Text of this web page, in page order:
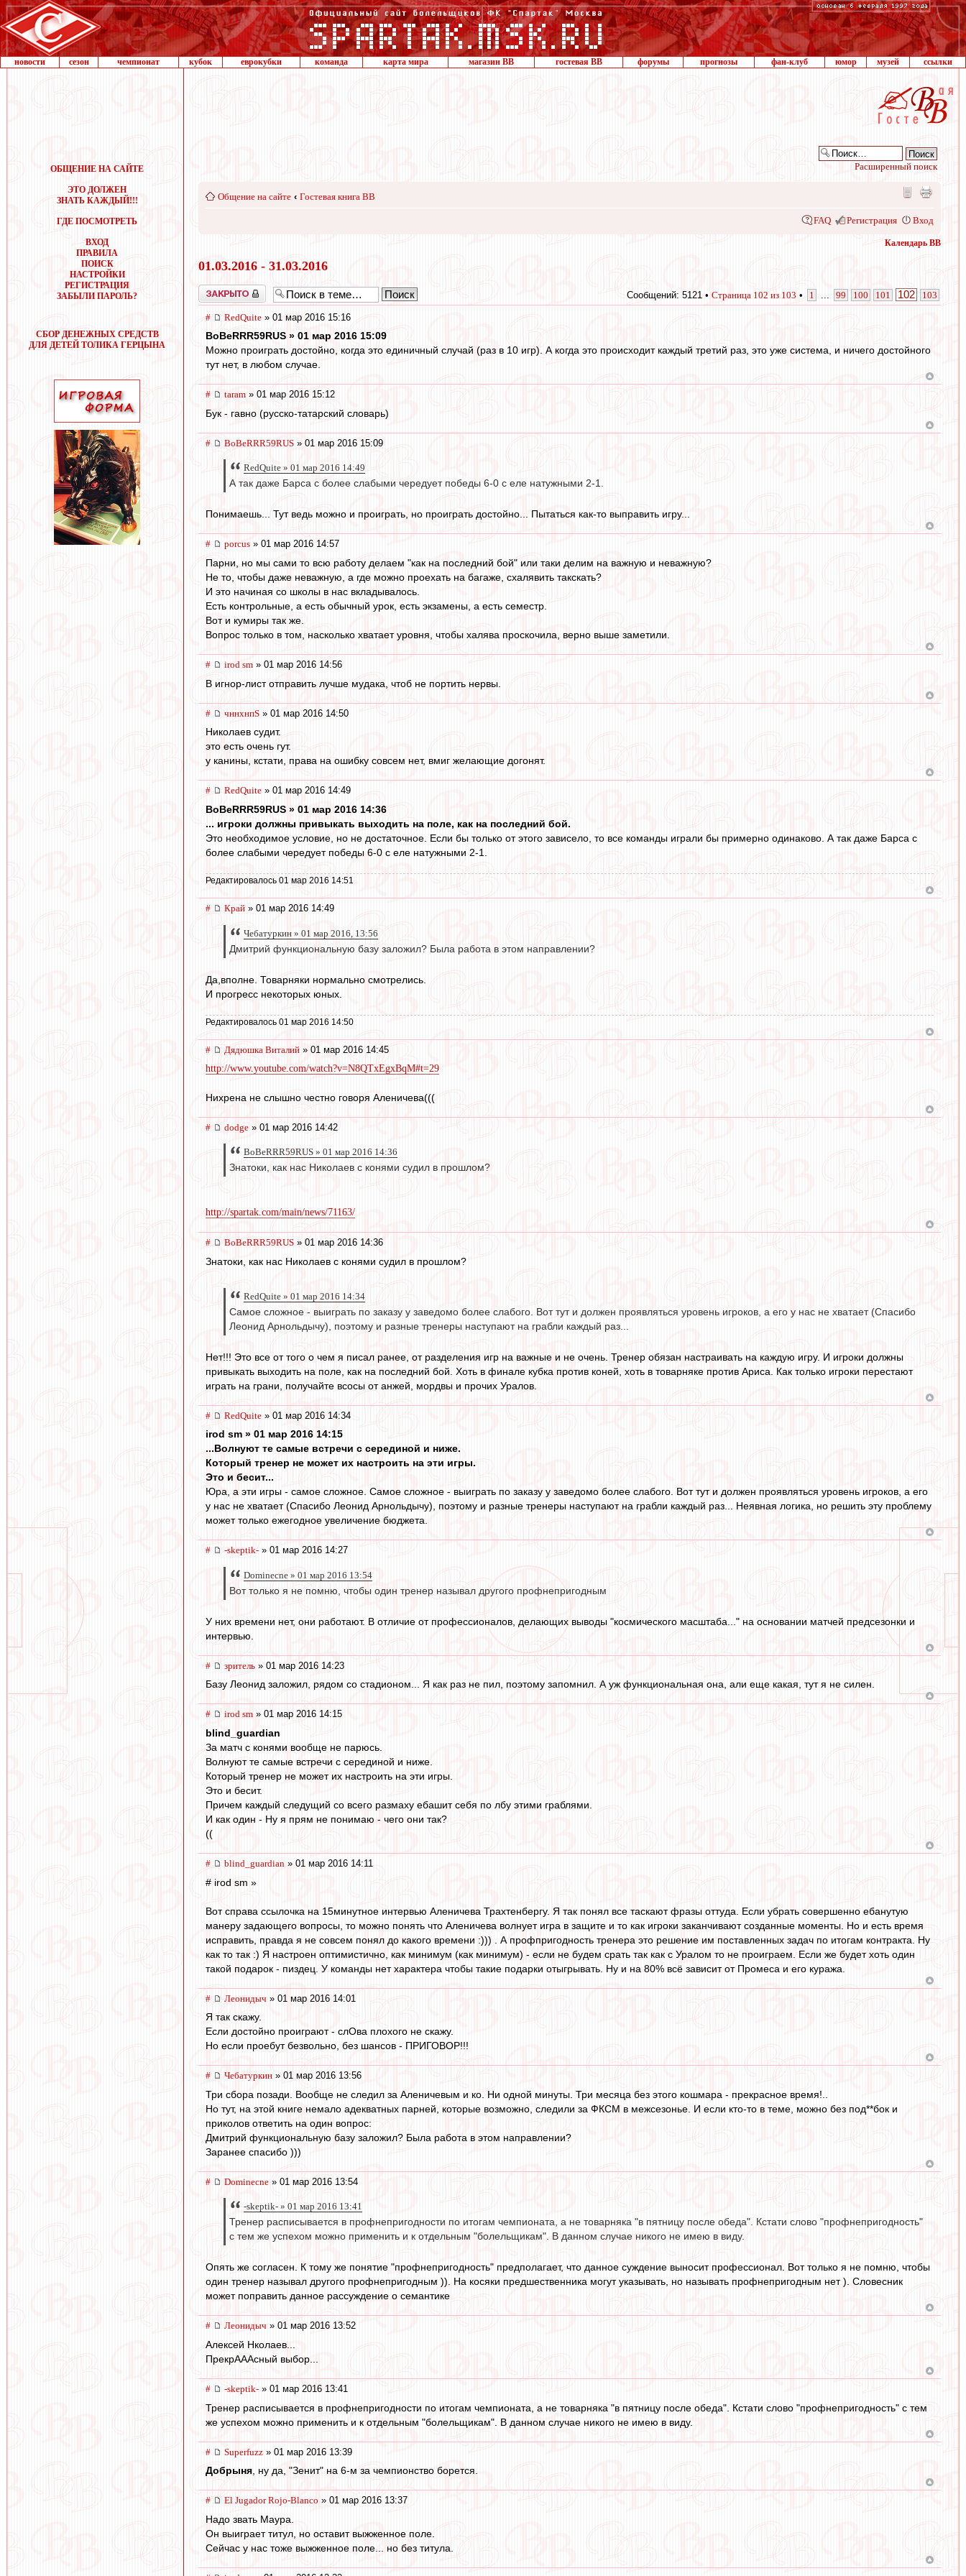
новости сезон чемпионат кубок еврокубки команда карта мира магазин ВВ гостевая ВВ форумы прогнозы фан-клуб юмор музей ссылки
ОБЩЕНИЕ НА САЙТЕ
ЭТО ДОЛЖЕН
ЗНАТЬ КАЖДЫЙ!!!
ГДЕ ПОСМОТРЕТЬ
ВХОД
ПРАВИЛА
ПОИСК
НАСТРОЙКИ
РЕГИСТРАЦИЯ
ЗАБЫЛИ ПАРОЛЬ?
СБОР ДЕНЕЖНЫХ СРЕДСТВ
ДЛЯ ДЕТЕЙ ТОЛИКА ГЕРЦЫНА
Расширенный поиск
Общение на сайте ‹ Гостевая книга ВВ
FAQ Регистрация Вход
Календарь ВВ
01.03.2016 - 31.03.2016
Закрыто Сообщений: 5121 • Страница 102 из 103 • 1 99 100 101 102 103
# RedQuite » 01 мар 2016 15:16
BoBeRRR59RUS » 01 мар 2016 15:09
Можно проиграть достойно, когда это единичный случай (раз в 10 игр). А когда это происходит каждый третий раз, это уже система, и ничего достойного
тут нет, в любом случае.
# taram » 01 мар 2016 15:12
Бук - гавно (русско-татарский словарь)
# BoBeRRR59RUS » 01 мар 2016 15:09
RedQuite » 01 мар 2016 14:49
А так даже Барса с более слабыми чередует победы 6-0 с еле натужными 2-1.
Понимаешь... Тут ведь можно и проиграть, но проиграть достойно... Пытаться как-то выправить игру...
# porcus » 01 мар 2016 14:57
Парни, но мы сами то всю работу делаем "как на последний бой" или таки делим на важную и неважную?
Не то, чтобы даже неважную, а где можно проехать на багаже, схалявить такскать?
И это начиная со школы в нас вкладывалось.
Есть контрольные, а есть обычный урок, есть экзамены, а есть семестр.
Вот и кумиры так же.
Вопрос только в том, насколько хватает уровня, чтобы халява проскочила, верно выше заметили.
# irod sm » 01 мар 2016 14:56
В игнор-лист отправить лучше мудака, чтоб не портить нервы.
# чннхнпS » 01 мар 2016 14:50
Николаев судит.
это есть очень гут.
у канины, кстати, права на ошибку совсем нет, вмиг желающие догонят.
# RedQuite » 01 мар 2016 14:49
BoBeRRR59RUS » 01 мар 2016 14:36
... игроки должны привыкать выходить на поле, как на последний бой.
Это необходимое условие, но не достаточное. Если бы только от этого зависело, то все команды играли бы примерно одинаково. А так даже Барса с
более слабыми чередует победы 6-0 с еле натужными 2-1.
Редактировалось 01 мар 2016 14:51
# Край » 01 мар 2016 14:49
Чебатуркин » 01 мар 2016, 13:56
Дмитрий функциональную базу заложил? Была работа в этом направлении?
Да,вполне. Товарняки нормально смотрелись.
И прогресс некоторых юных.
Редактировалось 01 мар 2016 14:50
# Дядюшка Виталий » 01 мар 2016 14:45
http://www.youtube.com/watch?v=N8QTxEgxBqM#t=29
Нихрена не слышно честно говоря Аленичева(((
# dodge » 01 мар 2016 14:42
BoBeRRR59RUS » 01 мар 2016 14:36
Знатоки, как нас Николаев с конями судил в прошлом?
http://spartak.com/main/news/71163/
# BoBeRRR59RUS » 01 мар 2016 14:36
Знатоки, как нас Николаев с конями судил в прошлом?
RedQuite » 01 мар 2016 14:34
Самое сложное - выиграть по заказу у заведомо более слабого. Вот тут и должен проявляться уровень игроков, а его у нас не хватает (Спасибо
Леонид Арнольдычу), поэтому и разные тренеры наступают на грабли каждый раз...
Нет!!! Это все от того о чем я писал ранее, от разделения игр на важные и не очень. Тренер обязан настраивать на каждую игру. И игроки должны
привыкать выходить на поле, как на последний бой. Хоть в финале кубка против коней, хоть в товарняке против Ариса. Как только игроки перестают
играть на грани, получайте всосы от анжей, мордвы и прочих Уралов.
# RedQuite » 01 мар 2016 14:34
irod sm » 01 мар 2016 14:15
...Волнуют те самые встречи с серединой и ниже.
Который тренер не может их настроить на эти игры.
Это и бесит...
Юра, а эти игры - самое сложное. Самое сложное - выиграть по заказу у заведомо более слабого. Вот тут и должен проявляться уровень игроков, а его
у нас не хватает (Спасибо Леонид Арнольдычу), поэтому и разные тренеры наступают на грабли каждый раз... Неявная логика, но решить эту проблему
может только ежегодное увеличение бюджета.
# -skeptik- » 01 мар 2016 14:27
Dominecne » 01 мар 2016 13:54
Вот только я не помню, чтобы один тренер называл другого профнепригодным
У них времени нет, они работают. В отличие от профессионалов, делающих выводы "космического масштаба..." на основании матчей предсезонки и
интервью.
# зpитель » 01 мар 2016 14:23
Базу Леонид заложил, рядом со стадионом... Я как раз не пил, поэтому запомнил. А уж функциональная она, али еще какая, тут я не силен.
# irod sm » 01 мар 2016 14:15
blind_guardian
За матч с конями вообще не парюсь.
Волнуют те самые встречи с серединой и ниже.
Который тренер не может их настроить на эти игры.
Это и бесит.
Причем каждый следущий со всего размаху ебашит себя по лбу этими граблями.
И как один - Ну я прям не понимаю - чего они так?
((
# blind_guardian » 01 мар 2016 14:11
# irod sm »
Вот справа ссылочка на 15минутное интервью Аленичева Трахтенбергу. Я так понял все таскают фразы оттуда. Если убрать совершенно ебанутую
манеру задающего вопросы, то можно понять что Аленичева волнует игра в защите и то как игроки заканчивают созданные моменты. Но и есть время
исправить, правда я не совсем понял до какого времени :))) . А профпригодность тренера это решение им поставленных задач по итогам контракта. Ну
как то так :) Я настроен оптимистично, как минимум (как минимум) - если не будем срать так как с Уралом то не проиграем. Если же будет хоть один
такой подарок - пиздец. У команды нет характера чтобы такие подарки отыгрывать. Ну и на 80% всё зависит от Промеса и его куража.
# Леонидыч » 01 мар 2016 14:01
Я так скажу.
Если достойно проиграют - слОва плохого не скажу.
Но если проебут безвольно, без шансов - ПРИГОВОР!!!
# Чебатуркин » 01 мар 2016 13:56
Три сбора позади. Вообще не следил за Аленичевым и ко. Ни одной минуты. Три месяца без этого кошмара - прекрасное время!..
Но тут, на этой книге немало адекватных парней, которые возможно, следили за ФКСМ в межсезонье. И если кто-то в теме, можно без под**бок и
приколов ответить на один вопрос:
Дмитрий функциональную базу заложил? Была работа в этом направлении?
Заранее спасибо )))
# Dominecne » 01 мар 2016 13:54
-skeptik- » 01 мар 2016 13:41
Тренер расписывается в профнепригодности по итогам чемпионата, а не товарняка "в пятницу после обеда". Кстати слово "профнепригодность"
с тем же успехом можно применить и к отдельным "болельщикам". В данном случае никого не имею в виду.
Опять же согласен. К тому же понятие "профнепригодность" предполагает, что данное суждение выносит профессионал. Вот только я не помню, чтобы
один тренер называл другого профнепригодным )). На косяки предшественника могут указывать, но называть профнепригодным нет ). Словесник
может поправить данное рассуждение о семантике
# Леонидыч » 01 мар 2016 13:52
Алексей Нколаев...
ПрекрАААсный выбор...
# -skeptik- » 01 мар 2016 13:41
Тренер расписывается в профнепригодности по итогам чемпионата, а не товарняка "в пятницу после обеда". Кстати слово "профнепригодность" с тем
же успехом можно применить и к отдельным "болельщикам". В данном случае никого не имею в виду.
# Superfuzz » 01 мар 2016 13:39
Добрыня, ну да, "Зенит" на 6-м за чемпионство борется.
# El Jugador Rojo-Blanco » 01 мар 2016 13:37
Надо звать Маура.
Он выиграет титул, но оставит выжженное поле.
Сейчас у нас тоже выжженное поле... но без титула.